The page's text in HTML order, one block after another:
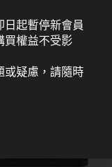
6430DN
日起暫停新會員
買權益不受影
或疑慮，請隨時